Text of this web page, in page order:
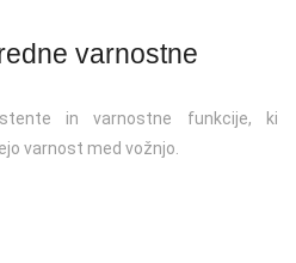
varnostne
in varnostne funkcije, ki
varnost med vožnjo.